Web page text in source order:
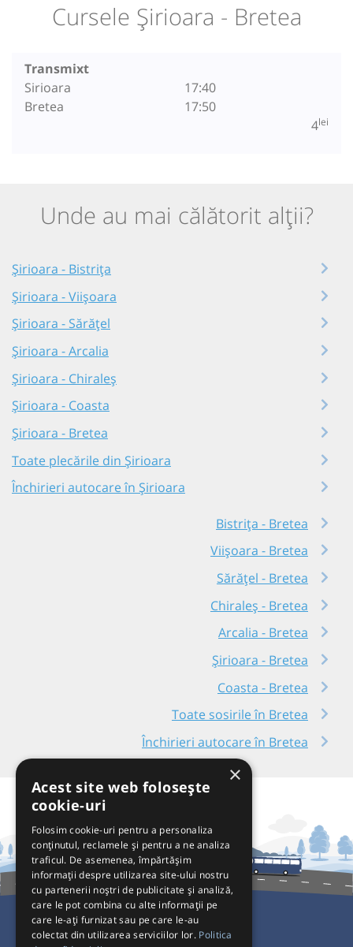
Cursele Șirioara - Bretea
Transmixt
Sirioara
Bretea
17:40
17:50
4lei
Unde au mai călătorit alții?
Șirioara - Bistrița
Șirioara - Viișoara
Șirioara - Sărățel
Șirioara - Arcalia
Șirioara - Chiraleș
Șirioara - Coasta
Șirioara - Bretea
Toate plecările din Șirioara
Închirieri autocare în Șirioara
Bistrița - Bretea
Viișoara - Bretea
Sărățel - Bretea
Chiraleș - Bretea
Arcalia - Bretea
Șirioara - Bretea
Coasta - Bretea
Toate sosirile în Bretea
Închirieri autocare în Bretea
×
Acest site web folosește
cookie-uri
Folosim cookie-uri pentru a personaliza
conținutul, reclamele și pentru a ne analiza
traficul. De asemenea, împărtășim
informații despre utilizarea site-ului nostru
cu partenerii noștri de publicitate și analiză,
care le pot combina cu alte informații pe
care le-ați furnizat sau pe care le-au
colectat din utilizarea serviciilor lor. Politica